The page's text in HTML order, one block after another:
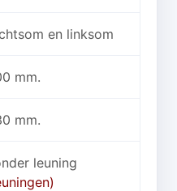
en linksom
mm.
mm.
leuning